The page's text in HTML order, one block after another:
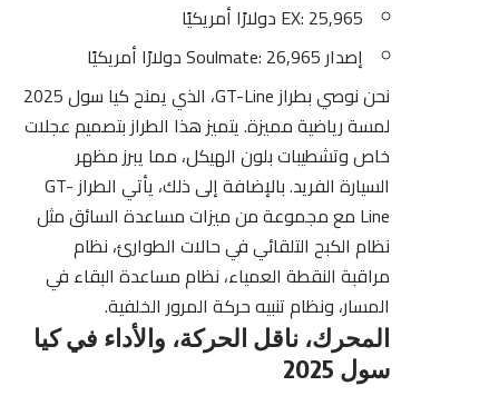
EX: 25,965 دولارًا أمريكيًا
إصدار Soulmate: 26,965 دولارًا أمريكيًا
نحن نوصي بطراز GT-Line، الذي يمنح كيا سول 2025
لمسة رياضية مميزة. يتميز هذا الطراز بتصميم عجلات
خاص وتشطيبات بلون الهيكل، مما يبرز مظهر
السيارة الفريد. بالإضافة إلى ذلك، يأتي الطراز GT-
Line مع مجموعة من ميزات مساعدة السائق مثل
نظام الكبح التلقائي في حالات الطوارئ، نظام
مراقبة النقطة العمياء، نظام مساعدة البقاء في
المسار، ونظام تنبيه حركة المرور الخلفية.
المحرك، ناقل الحركة، والأداء في كيا
سول 2025